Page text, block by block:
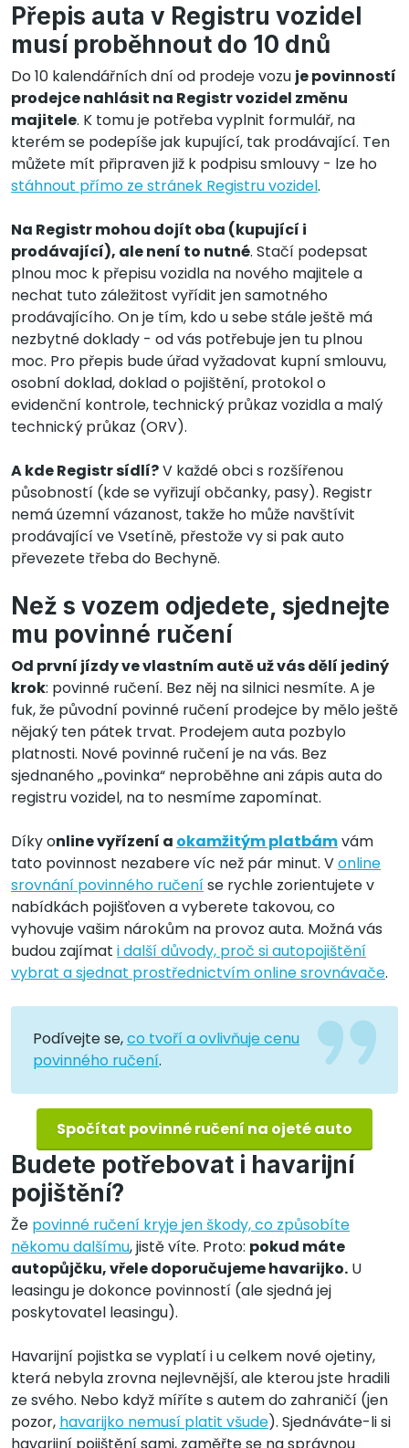
Přepis auta v Registru vozidel
musí proběhnout do 10 dnů
Do 10 kalendářních dní od prodeje vozu je povinností
prodejce nahlásit na Registr vozidel změnu
majitele. K tomu je potřeba vyplnit formulář, na
kterém se podepíše jak kupující, tak prodávající. Ten
můžete mít připraven již k podpisu smlouvy - lze ho
stáhnout přímo ze stránek Registru vozidel.
Na Registr mohou dojít oba (kupující i
prodávající), ale není to nutné. Stačí podepsat
plnou moc k přepisu vozidla na nového majitele a
nechat tuto záležitost vyřídit jen samotného
prodávajícího. On je tím, kdo u sebe stále ještě má
nezbytné doklady - od vás potřebuje jen tu plnou
moc. Pro přepis bude úřad vyžadovat kupní smlouvu,
osobní doklad, doklad o pojištění, protokol o
evidenční kontrole, technický průkaz vozidla a malý
technický průkaz (ORV).
A kde Registr sídlí?V každé obci s rozšířenou
působností (kde se vyřizují občanky, pasy). Registr
nemá územní vázanost, takže ho může navštívit
prodávající ve Vsetíně, přestože vy si pak auto
převezete třeba do Bechyně.
Než s vozem odjedete, sjednejte
mu povinné ručení
Od první jízdy ve vlastním autě už vás dělí jediný
krok: povinné ručení. Bez něj na silnici nesmíte. A je
fuk, že původní povinné ručení prodejce by mělo ještě
nějaký ten pátek trvat. Prodejem auta pozbylo
platnosti. Nové povinné ručení je na vás. Bez
sjednaného „povinka“ neproběhne ani zápis auta do
registru vozidel, na to nesmíme zapomínat.
Díky online vyřízení a okamžitým platbámvám
tato povinnost nezabere víc než pár minut. Vonline
srovnání povinného ručeníse rychle zorientujete v
nabídkách pojišťoven a vyberete takovou, co
vyhovuje vašim nárokům na provoz auta. Možná vás
budou zajímat i další důvody, proč si autopojištění
vybrat a sjednat prostřednictvím online srovnávače.
Podívejte se,co tvoří a ovlivňuje cenu
povinného ručení.
Spočítat povinné ručení na ojeté auto
Budete potřebovat i havarijní
pojištění?
Že povinné ručení kryje jen škody, co způsobíte
někomu dalšímu, jistě víte. Proto: pokud máte
autopůjčku, vřele doporučujeme havarijko. U
leasingu je dokonce povinností (ale sjedná jej
poskytovatel leasingu).
Havarijní pojistka se vyplatí i u celkem nové ojetiny,
která nebyla zrovna nejlevnější, ale kterou jste hradili
ze svého. Nebo když míříte s autem do zahraničí (jen
pozor, havarijko nemusí platit všude). Sjednáváte-li si
havarijní pojištění sami, zaměřte se na správnou